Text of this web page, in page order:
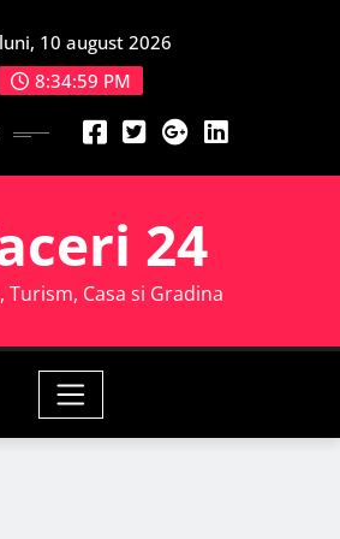
luni, 10 august 2026
8:35:00 PM
24
Turism, Casa si Gradina